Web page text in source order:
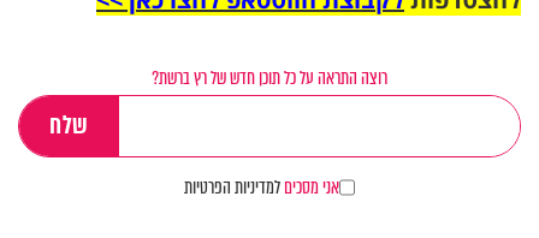
רוצה התראה על כל תוכן חדש של רץ ברשת?
אני מסכיםלמדיניות הפרטיות